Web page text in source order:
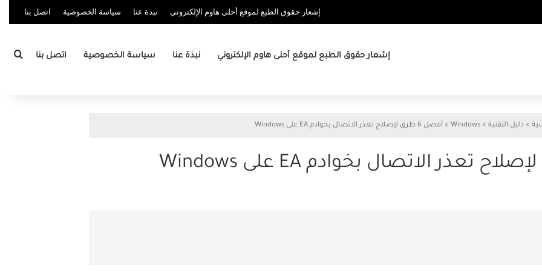
إشعار حقوق الطبع لموقع أحلى هاوم الإلكتروني نبذة عنا سياسة الخصوصية اتصل بنا
إشعار حقوق الطبع لموقع أحلى هاوم الإلكتروني نبذة عنا سياسة الخصوصية اتصل بنا
> دليل التقنية >
Windows
> أفضل 6 طرق لإصلاح تعذر الاتصال بخوادم EA على Windows